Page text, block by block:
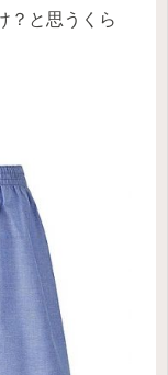
？と思うくら